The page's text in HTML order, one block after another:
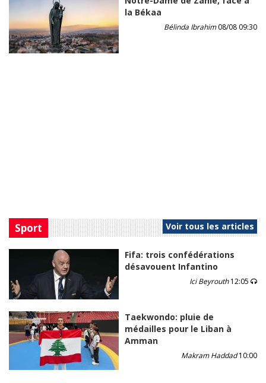
la Békaa
Bélinda Ibrahim08/08 09:30
Sport Voir tous les articles
Fifa: trois confédérations
désavouent Infantino
Ici Beyrouth12:05
Taekwondo: pluie de
médailles pour le Liban à
Amman
Makram Haddad10:00